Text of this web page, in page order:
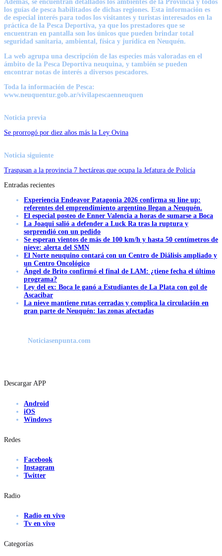
Además, se encuentran detallados los ambientes de la Provincia y todos
los guías de pesca habilitados de dichas regiones. Esta información es
de especial interés para todos los visitantes y turistas interesados en la
práctica de la Pesca Deportiva, ya que los prestadores que se
encuentran en pantalla son los únicos que pueden brindar total
seguridad sanitaria, ambiental, física y jurídica en Neuquén.
La web agrupa una descripción de las especies más valoradas en el
ámbito de la Pesca Deportiva neuquina, y también se pueden
encontrar notas de interés a diversos pescadores.
Toda la información de Pesca:
www.neuquentur.gob.ar/vivilapescaenneuquen
Noticia previa
Se prorrogó por diez años más la Ley Ovina
Noticia siguiente
Traspasan a la provincia 7 hectáreas que ocupa la Jefatura de Policía
Entradas recientes
Experiencia Endeavor Patagonia 2026 confirma su line up:
referentes del emprendimiento argentino llegan a Neuquén.
El especial posteo de Enner Valencia a horas de sumarse a Boca
La Joaqui salió a defender a Luck Ra tras la ruptura y
sorprendió con un pedido
Se esperan vientos de más de 100 km/h y hasta 50 centímetros de
nieve: alerta del SMN
El Norte neuquino contará con un Centro de Diálisis ampliado y
un Centro Oncológico
Ángel de Brito confirmó el final de LAM: ¿tiene fecha el último
programa?
Ley del ex: Boca le ganó a Estudiantes de La Plata con gol de
Ascacibar
La nieve mantiene rutas cerradas y complica la circulación en
gran parte de Neuquén: las zonas afectadas
Noticiasenpunta.com
Descargar APP
Android
iOS
Windows
Redes
Facebook
Instagram
Twitter
Radio
Radio en vivo
Tv en vivo
Categorías